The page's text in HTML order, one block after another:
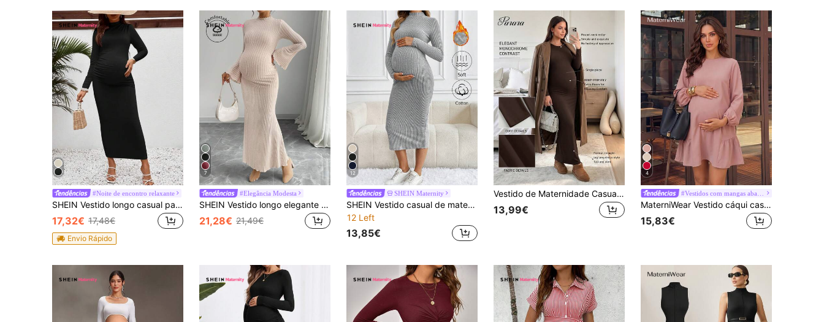
#Noite de encontro relaxante
SHEIN Vestido longo casual para maternidade, gola alta, slim fit, para sessão de fotos, vestido de outono, roupa de professora
17,32€ 17,48€
Envio Rápido
7
#Elegância Modesta
SHEIN Vestido longo elegante de malha canelada com decote redondo e manga trompete para maternidade
21,28€ 21,49€
12
SHEIN Maternity
SHEIN Vestido casual de maternidade com decote alto, manga comprida, canelado, cor sólida, outono/inverno
12 Left
13,85€
Vestido de Maternidade Casual Elegante de Alta Qualidade, Vestido de Maternidade Casual de Verão Castanho
13,99€
4
MaterniWear Vestido cáqui casual solto de manga comprida feminino, vestido curto de outono, roupas femininas de outono/inverno, roupas de escritório, vestidos de trabalho, baile de formatura, roupas de professora, vestido de maternidade
15,83€